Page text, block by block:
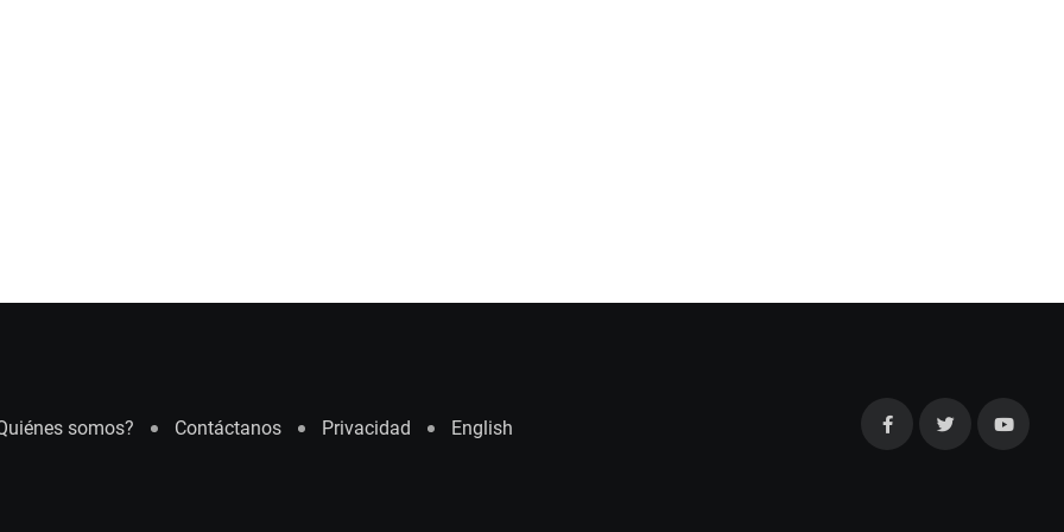
somos? Contáctanos Privacidad English